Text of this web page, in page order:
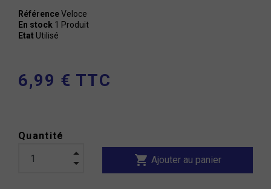
RéférenceVeloce
En stock 1 Produit
Etat Utilisé
6,99 € TTC
Quantité
shopping_cart Ajouter au panier